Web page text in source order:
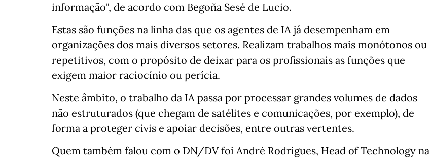
informação", de acordo com Begoña Sesé de Lucio.
Estas são funções na linha das que os agentes de IA já desempenham em
organizações dos mais diversos setores. Realizam trabalhos mais monótonos ou
repetitivos, com o propósito de deixar para os profissionais as funções que
exigem maior raciocínio ou perícia.
Neste âmbito, o trabalho da IA passa por processar grandes volumes de dados
não estruturados (que chegam de satélites e comunicações, por exemplo), de
forma a proteger civis e apoiar decisões, entre outras vertentes.
Quem também falou com o DN/DV foi André Rodrigues, Head of Technology na